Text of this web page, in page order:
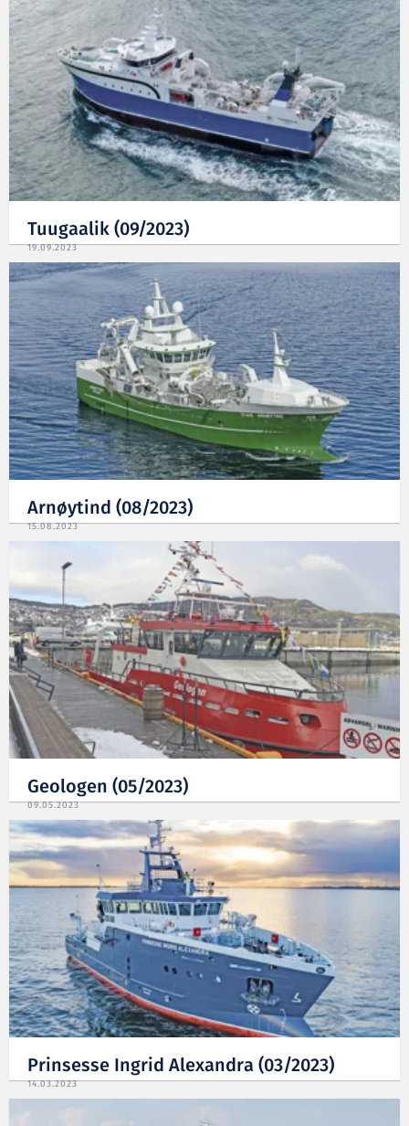
Tuugaalik (09/2023)
19.09.2023
Arnøytind (08/2023)
15.08.2023
Geologen (05/2023)
09.05.2023
Prinsesse Ingrid Alexandra (03/2023)
14.03.2023